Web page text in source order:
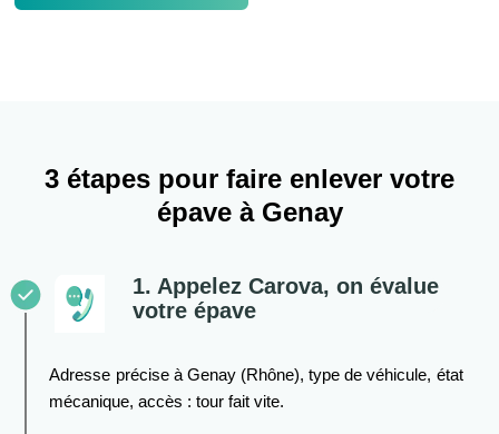
3 étapes pour faire enlever votre
épave à Genay
1. Appelez Carova, on évalue
votre épave
Adresse précise à Genay (Rhône), type de véhicule, état
mécanique, accès : tour fait vite.